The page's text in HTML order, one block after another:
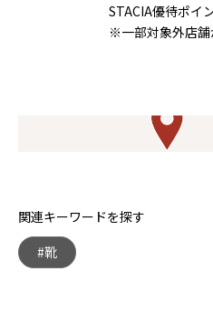
STACIA優待ポイ
※一部対象外店舗
関連キーワードを探す
#靴